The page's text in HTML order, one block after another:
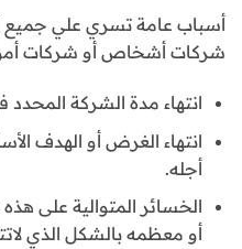
أسباب عامة تسري علي جميع
شركات أشخاص أو شركات
انتهاء مدة الشركة
انتهاء الغرض أو الهدف
أجله.
الخسائر المتوالية على
أو معظمه بالشكل الذي